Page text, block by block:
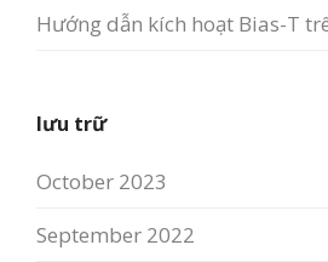
Hướng dẫn kích hoạt Bias-T
lưu trữ
October 2023
September 2022